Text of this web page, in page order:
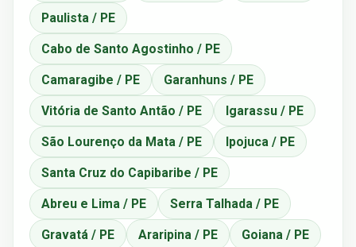
Paulista / PE
Cabo de Santo Agostinho / PE
Camaragibe / PE Garanhuns / PE
Vitória de Santo Antão / PE Igarassu / PE
São Lourenço da Mata / PE Ipojuca / PE
Santa Cruz do Capibaribe / PE
Abreu e Lima / PE Serra Talhada / PE
Gravatá / PE Araripina / PE Goiana / PE